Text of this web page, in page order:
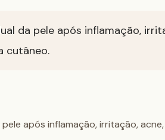
da pele após inflamação,
cutâneo.
após inflamação, irritação,